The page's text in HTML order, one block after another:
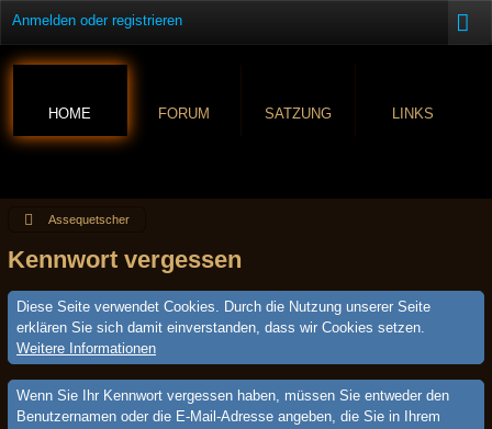
Anmelden oder registrieren
HOME FORUM SATZUNG LINKS
Assequetscher
Kennwort vergessen
Diese Seite verwendet Cookies. Durch die Nutzung unserer Seite
erklären Sie sich damit einverstanden, dass wir Cookies setzen.
Weitere Informationen
Wenn Sie Ihr Kennwort vergessen haben, müssen Sie entweder den
Benutzernamen oder die E-Mail-Adresse angeben, die Sie in Ihrem